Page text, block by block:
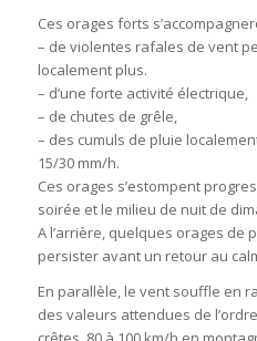
Ces orages forts
– de violentes rafales de vent
localement plus.
– d’une forte activité électrique,
– de chutes de grêle,
– des cumuls de pluie
15/30 mm/h.
Ces orages s’estompent
soirée et le milieu de nuit de
A l’arrière, quelques orages
persister avant un retour au
En parallèle, le vent souffle en
des valeurs attendues de